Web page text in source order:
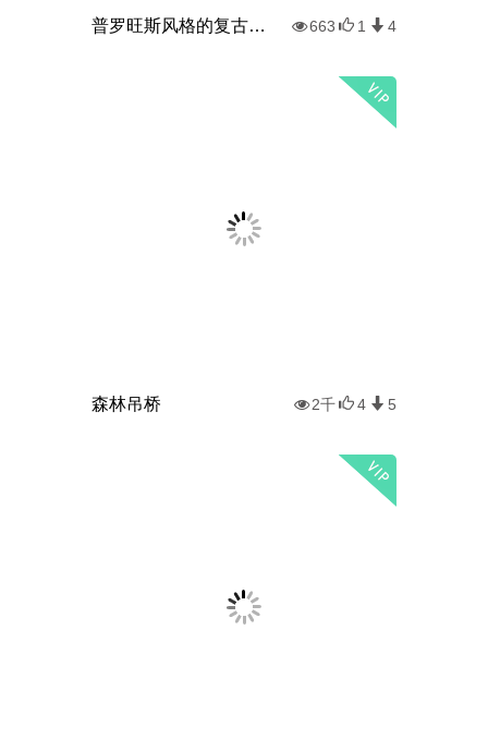
普罗旺斯风格的复古小屋 663 1 4
森林吊桥 2千 4 5